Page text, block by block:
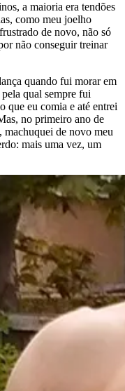
a maioria era tendões
como meu joelho
de novo, não só
não conseguir treinar
quando fui morar em
qual sempre fui
que eu comia e até entrei
no primeiro ano de
machuquei de novo meu
mais uma vez, um